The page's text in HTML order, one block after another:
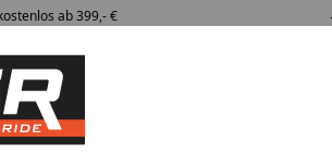
ab 399,- €
Marken